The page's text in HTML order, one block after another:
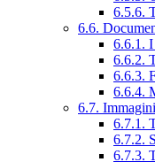
6.5.6.
6.6.
6.6.1.
6.6.2.
6.6.3.
6.6.4.
6.7.
6.7.1.
6.7.2.
6.7.3.